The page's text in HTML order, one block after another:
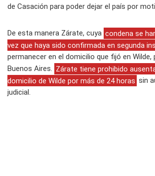
de Casación para poder dejar el país por
De esta manera Zárate, cuya condena se
vez que haya sido confirmada en segunda
permanecer en el domicilio que fijó en Wilde,
Buenos Aires. Zárate tiene prohibido
domicilio de Wilde por más de 24 horas sin
judicial.